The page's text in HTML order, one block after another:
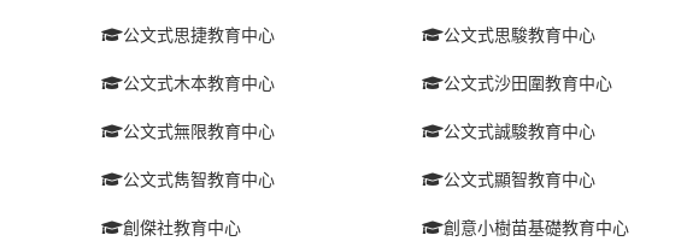
公文式思捷教育中心 公文式思駿教育中心
公文式木本教育中心 公文式沙田圍教育中心
公文式無限教育中心 公文式誠駿教育中心
公文式雋智教育中心 公文式顯智教育中心
創傑社教育中心 創意小樹苗基礎教育中心